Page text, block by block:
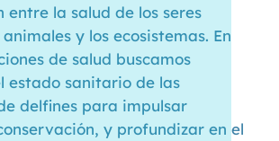
entre la salud de los seres
y los ecosistemas. En
de salud buscamos
estado sanitario de las
delfines para impulsar
y profundizar en el